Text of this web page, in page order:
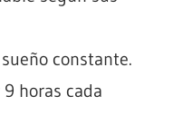
constante.
horas cada